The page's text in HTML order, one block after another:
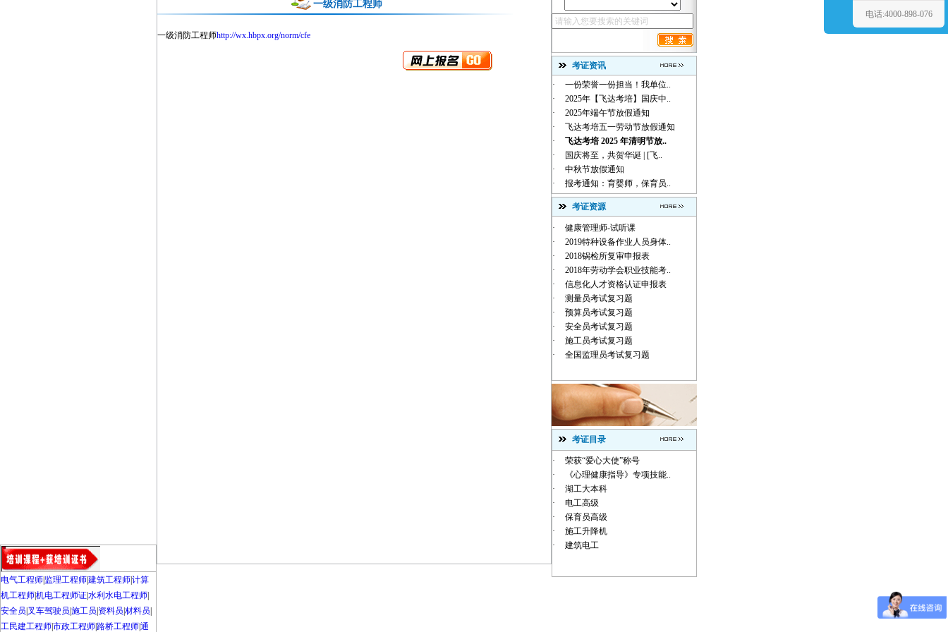
电气工程师 监理工程师建筑工程师计算
机工程师机电工程师证水利水电工程师
安全员 叉车驾驶员 施工员 资料员 材料员
工民建工程师市政工程师路桥工程师通
一级消防工程师
一级消防工程师http://wx.hbpx.org/norm/cfe
考证资讯
·
一份荣誉一份担当！我单位..
·
2025年【飞达考培】国庆中..
·
2025年端午节放假通知
·
飞达考培五一劳动节放假通知
·
飞达考培 2025 年清明节放..
·
国庆将至，共贺华诞 | [飞..
·
中秋节放假通知
·
报考通知：育婴师，保育员..
考证资源
·
健康管理师-试听课
·
2019特种设备作业人员身体..
·
2018锅检所复审申报表
·
2018年劳动学会职业技能考..
·
信息化人才资格认证申报表
·
测量员考试复习题
·
预算员考试复习题
·
安全员考试复习题
·
施工员考试复习题
·
全国监理员考试复习题
考证目录
·
荣获“爱心大使”称号
·
《心理健康指导》专项技能..
·
湖工大本科
·
电工高级
·
保育员高级
·
施工升降机
·
建筑电工
电话:4000-898-076